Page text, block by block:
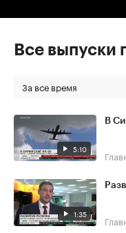
Все выпуски
За все время
5:10
В
1:35